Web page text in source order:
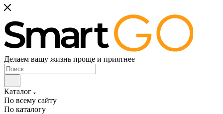
Делаем вашу жизнь проще и приятнее
Каталог
По всему сайту
По каталогу